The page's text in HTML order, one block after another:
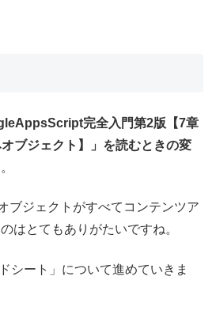
完全入門第2版【7章
ブジェクト】」を読むときの変
ブジェクトがすべてコンテンツア
はとてもありがたいですね。
シート」について進めていきま